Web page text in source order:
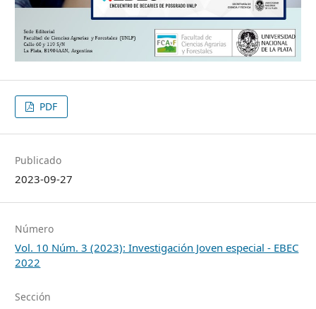
PDF
Publicado
2023-09-27
Número
Vol. 10 Núm. 3 (2023): Investigación Joven especial - EBEC
2022
Sección